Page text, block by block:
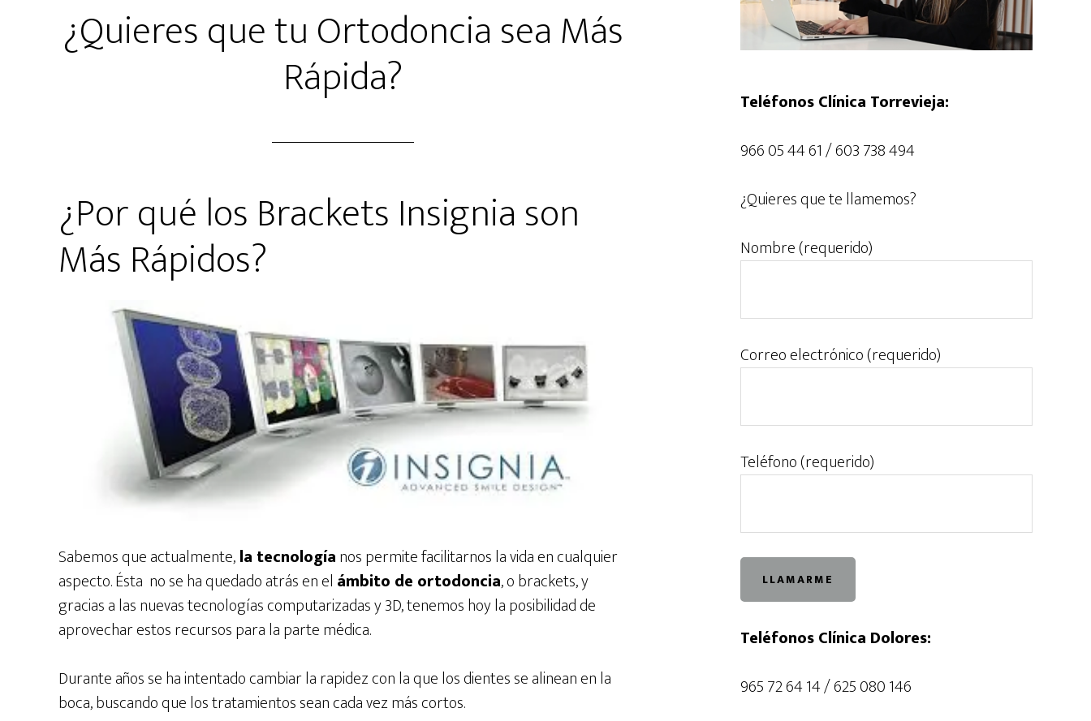
¿Quieres que tu Ortodoncia sea Más
Rápida?
¿Por qué los Brackets Insignia son
Más Rápidos?
Sabemos que actualmente,la tecnologíanos permite facilitarnos la vida en cualquier
aspecto. Ésta no se ha quedado atrás en el ámbito de ortodoncia, o brackets, y
gracias a las nuevas tecnologías computarizadas y 3D, tenemos hoy la posibilidad de
aprovechar estos recursos para la parte médica.
Durante años se ha intentado cambiar la rapidez con la que los dientes se alinean en la
boca, buscando que los tratamientos sean cada vez más cortos.
Teléfonos Clínica Torrevieja:
966 05 44 61 / 603 738 494
¿Quieres que te llamemos?
Nombre (requerido)
Correo electrónico (requerido)
Teléfono (requerido)
Teléfonos Clínica Dolores:
965 72 64 14 / 625 080 146